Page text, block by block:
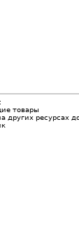
товары
других ресурсах